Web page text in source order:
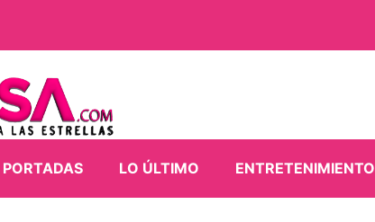
PORTADAS LO ÚLTIMO ENTRETENIMIENTO